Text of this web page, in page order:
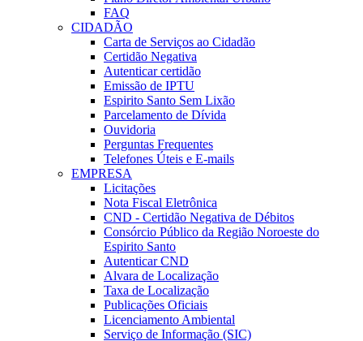
FAQ
CIDADÃO
Carta de Serviços ao Cidadão
Certidão Negativa
Autenticar certidão
Emissão de IPTU
Espirito Santo Sem Lixão
Parcelamento de Dívida
Ouvidoria
Perguntas Frequentes
Telefones Úteis e E-mails
EMPRESA
Licitações
Nota Fiscal Eletrônica
CND - Certidão Negativa de Débitos
Consórcio Público da Região Noroeste do
Espirito Santo
Autenticar CND
Alvara de Localização
Taxa de Localização
Publicações Oficiais
Licenciamento Ambiental
Serviço de Informação (SIC)